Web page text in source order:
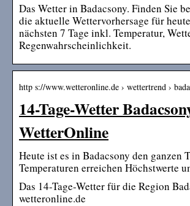
Das Wetter in Badacsony. Finden Sie
die aktuelle Wettervorhersage für
nächsten 7 Tage inkl. Temperatur,
Regenwahrscheinlichkeit.
http s://www.wetteronline.de › wettertrend ›
14-Tage-Wetter
WetterOnline
Heute ist es in Badacsony den ganzen
Temperaturen erreichen Höchstwerte
Das 14-Tage-Wetter für die Region
wetteronline.de